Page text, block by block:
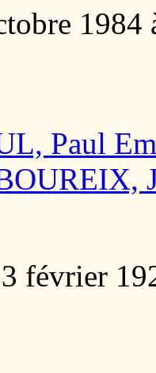
Paul
3 février